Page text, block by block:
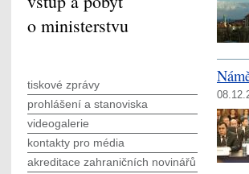
o ministerstvu
tiskové zprávy
prohlášení a stanoviska
videogalerie
kontakty pro média
akreditace zahraničních novinářů